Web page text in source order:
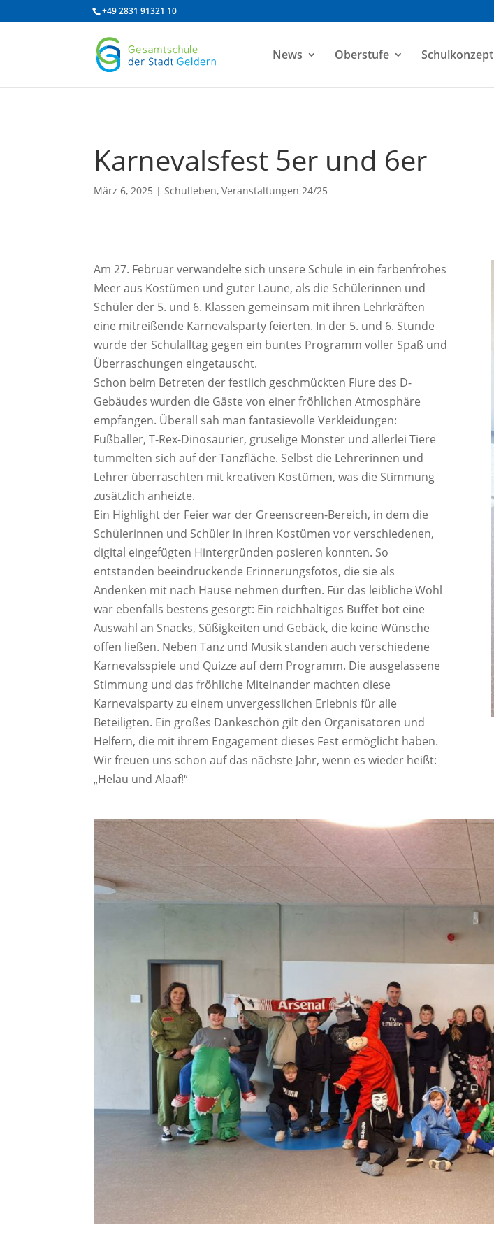
+49 2831 91321 10
News Oberstufe Schulkonzept
Karnevalsfest 5er und 6er
März 6, 2025 |Schulleben,Veranstaltungen 24/25
Am 27. Februar verwandelte sich unsere Schule in ein farbenfrohes
Meer aus Kostümen und guter Laune, als die Schülerinnen und
Schüler der 5. und 6. Klassen gemeinsam mit ihren Lehrkräften
eine mitreißende Karnevalsparty feierten. In der 5. und 6. Stunde
wurde der Schulalltag gegen ein buntes Programm voller Spaß und
Überraschungen eingetauscht.
Schon beim Betreten der festlich geschmückten Flure des D-
Gebäudes wurden die Gäste von einer fröhlichen Atmosphäre
empfangen. Überall sah man fantasievolle Verkleidungen:
Fußballer, T-Rex-Dinosaurier, gruselige Monster und allerlei Tiere
tummelten sich auf der Tanzfläche. Selbst die Lehrerinnen und
Lehrer überraschten mit kreativen Kostümen, was die Stimmung
zusätzlich anheizte.
Ein Highlight der Feier war der Greenscreen-Bereich, in dem die
Schülerinnen und Schüler in ihren Kostümen vor verschiedenen,
digital eingefügten Hintergründen posieren konnten. So
entstanden beeindruckende Erinnerungsfotos, die sie als
Andenken mit nach Hause nehmen durften. Für das leibliche Wohl
war ebenfalls bestens gesorgt: Ein reichhaltiges Buffet bot eine
Auswahl an Snacks, Süßigkeiten und Gebäck, die keine Wünsche
offen ließen. Neben Tanz und Musik standen auch verschiedene
Karnevalsspiele und Quizze auf dem Programm. Die ausgelassene
Stimmung und das fröhliche Miteinander machten diese
Karnevalsparty zu einem unvergesslichen Erlebnis für alle
Beteiligten. Ein großes Dankeschön gilt den Organisatoren und
Helfern, die mit ihrem Engagement dieses Fest ermöglicht haben.
Wir freuen uns schon auf das nächste Jahr, wenn es wieder heißt:
„Helau und Alaaf!“